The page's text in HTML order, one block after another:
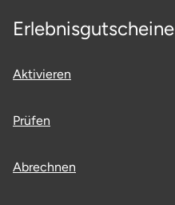
Erlebnisgutscheine
Aktivieren
Prüfen
Abrechnen